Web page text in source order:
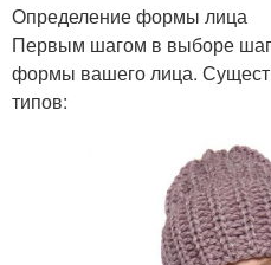
Определение формы лица
Первым шагом в выборе
формы вашего лица.
типов: